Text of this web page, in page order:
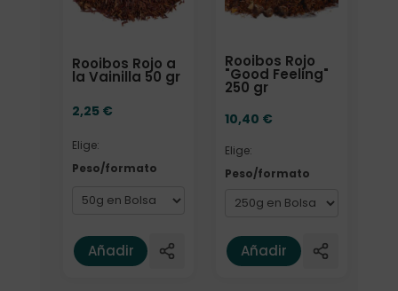
Rooibos Rojo a
la Vainilla 50 gr
2,25 €
Elige:
Peso/formato
Añadir
Rooibos Rojo
"Good Feeling"
250 gr
10,40 €
Elige:
Peso/formato
Añadir